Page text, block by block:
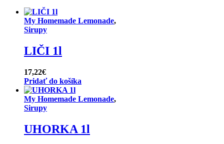
My Homemade Lemonade,
Sirupy
LIČI 1l
17,22€
Pridať do košíka
My Homemade Lemonade,
Sirupy
UHORKA 1l